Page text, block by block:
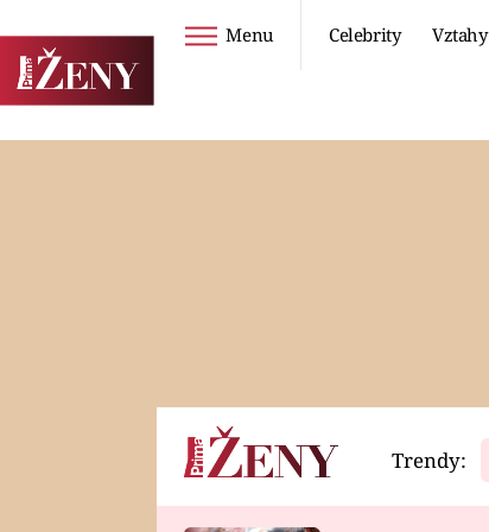
Menu Celebrity Vztahy
Horoskopy Video
Trendy: